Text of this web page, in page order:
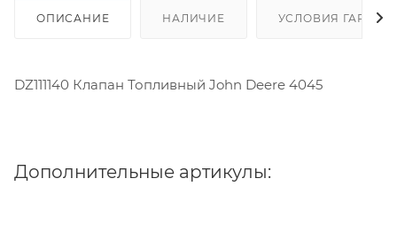
ОПИСАНИЕ НАЛИЧИЕ УСЛОВИЯ
DZ111140 Клапан Топливный John Deere 4045
Дополнительные артикулы: